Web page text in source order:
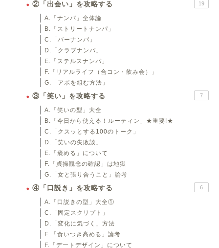
②「出会い」を攻略する 19
A.「ナンパ」全体論
B.「ストリートナンパ」
C.「バーナンパ」
D.「クラブナンパ」
E.「ステルスナンパ」
F.「リアルライフ（合コン・飲み会）」
G.「アポを組む方法」
③「笑い」を攻略する 7
A.「笑いの型」大全
B.「今日から使える！ルーティン」★重要!★
C.「クスッとする100のトーク」
D.「笑いの失敗談」
E.「褒める」について
F.「貞操観念の確認」は地獄
G.「女と張り合うこと」論考
④「口説き」を攻略する 6
A.「口説きの型」大全①
C.「固定スクリプト」
D.「変化に気づく」方法
E.「食いつき高める」論考
F.「デートデザイン」について